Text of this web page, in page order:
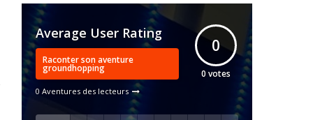
Average User Rating
Raconter son aventure
groundhopping
0 Aventures des lecteurs
0
0 votes